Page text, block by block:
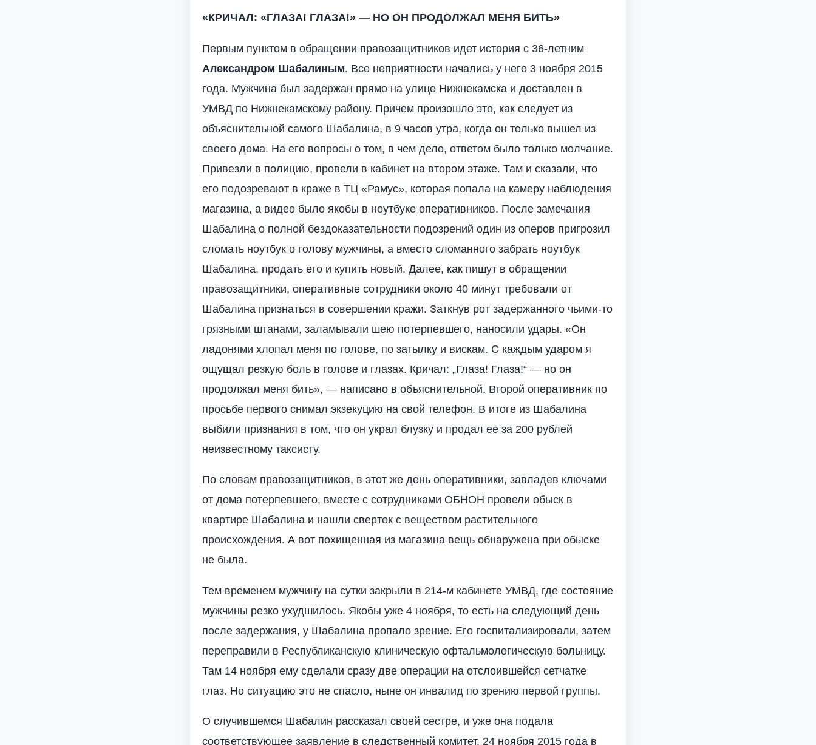
«КРИЧАЛ: «ГЛАЗА! ГЛАЗА!» — НО ОН ПРОДОЛЖАЛ МЕНЯ БИТЬ»
Первым пунктом в обращении правозащитников идет история с 36-летним
Александром Шабалиным. Все неприятности начались у него 3 ноября 2015
года. Мужчина был задержан прямо на улице Нижнекамска и доставлен в
УМВД по Нижнекамскому району. Причем произошло это, как следует из
объяснительной самого Шабалина, в 9 часов утра, когда он только вышел из
своего дома. На его вопросы о том, в чем дело, ответом было только молчание.
Привезли в полицию, провели в кабинет на втором этаже. Там и сказали, что
его подозревают в краже в ТЦ «Рамус», которая попала на камеру наблюдения
магазина, а видео было якобы в ноутбуке оперативников. После замечания
Шабалина о полной бездоказательности подозрений один из оперов пригрозил
сломать ноутбук о голову мужчины, а вместо сломанного забрать ноутбук
Шабалина, продать его и купить новый. Далее, как пишут в обращении
правозащитники, оперативные сотрудники около 40 минут требовали от
Шабалина признаться в совершении кражи. Заткнув рот задержанного чьими-то
грязными штанами, заламывали шею потерпевшего, наносили удары. «Он
ладонями хлопал меня по голове, по затылку и вискам. С каждым ударом я
ощущал резкую боль в голове и глазах. Кричал: „Глаза! Глаза!“ — но он
продолжал меня бить», — написано в объяснительной. Второй оперативник по
просьбе первого снимал экзекуцию на свой телефон. В итоге из Шабалина
выбили признания в том, что он украл блузку и продал ее за 200 рублей
неизвестному таксисту.
По словам правозащитников, в этот же день оперативники, завладев ключами
от дома потерпевшего, вместе с сотрудниками ОБНОН провели обыск в
квартире Шабалина и нашли сверток с веществом растительного
происхождения. А вот похищенная из магазина вещь обнаружена при обыске
не была.
Тем временем мужчину на сутки закрыли в 214-м кабинете УМВД, где состояние
мужчины резко ухудшилось. Якобы уже 4 ноября, то есть на следующий день
после задержания, у Шабалина пропало зрение. Его госпитализировали, затем
переправили в Республиканскую клиническую офтальмологическую больницу.
Там 14 ноября ему сделали сразу две операции на отслоившейся сетчатке
глаз. Но ситуацию это не спасло, ныне он инвалид по зрению первой группы.
О случившемся Шабалин рассказал своей сестре, и уже она подала
соответствующее заявление в следственный комитет. 24 ноября 2015 года в